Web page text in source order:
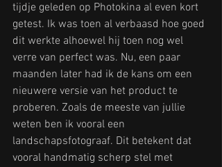
tijdje geleden op Photokina al even kort
getest. Ik was toen al verbaasd hoe goed
dit werkte alhoewel hij toen nog wel
verre van perfect was. Nu, een paar
maanden later had ik de kans om een
nieuwere versie van het product te
proberen. Zoals de meeste van jullie
weten ben ik vooral een
landschapsfotograaf. Dit betekent dat
vooral handmatig scherp stel met